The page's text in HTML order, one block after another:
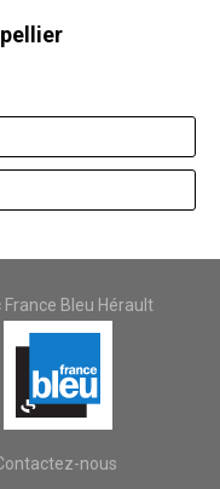
France Bleu Hérault
nous